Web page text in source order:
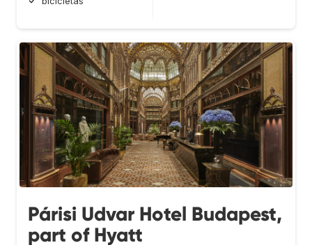
Párisi Udvar Hotel Budapest,
part of Hyatt